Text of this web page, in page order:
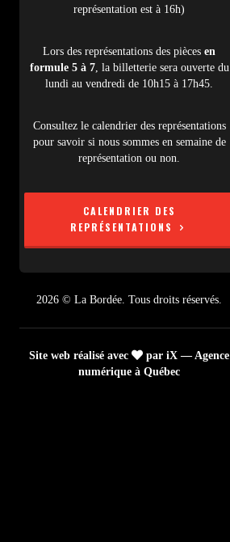
représentation est à 16h)
Lors des représentations des pièces en
formule 5 à 7, la billetterie sera ouverte du
lundi au vendredi de 10h15 à 17h45.
Consultez le calendrier des représentations
pour savoir si nous sommes en semaine de
représentation ou non.
CALENDRIER DES
REPRÉSENTATIONS
2026 © La Bordée. Tous droits réservés.
Site web réalisé avec
par iX — Agence
numérique à Québec